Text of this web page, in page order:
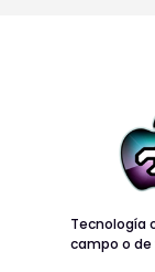
Tecnología
campo o de